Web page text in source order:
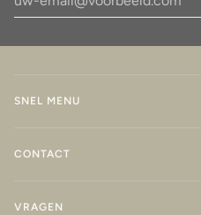
SNEL MENU
CONTACT
VRAGEN